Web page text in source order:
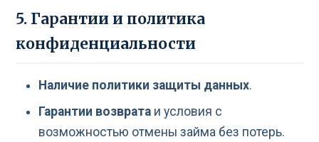
5. Гарантии и политика
конфиденциальности
Наличие политики защиты данных.
Гарантии возврата и условия с
возможностью отмены займа без потерь.